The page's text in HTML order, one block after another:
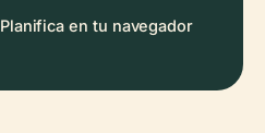
Planifica en tu navegador